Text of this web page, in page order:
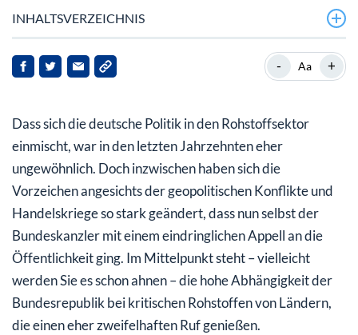
INHALTSVERZEICHNIS
Scholz: Demokratische Staaten sollen mehr Rohstoffe
selbst fördern
China dominiert Markt rund um Batterie-Lithium
Scholz unterstützt Projekte in Portugal und Serbien
Mein Fazit für Sie
- Aa +
Dass sich die deutsche Politik in den Rohstoffsektor
einmischt, war in den letzten Jahrzehnten eher
ungewöhnlich. Doch inzwischen haben sich die
Vorzeichen angesichts der geopolitischen Konflikte und
Handelskriege so stark geändert, dass nun selbst der
Bundeskanzler mit einem eindringlichen Appell an die
Öffentlichkeit ging. Im Mittelpunkt steht – vielleicht
werden Sie es schon ahnen – die hohe Abhängigkeit der
Bundesrepublik bei kritischen Rohstoffen von Ländern,
die einen eher zweifelhaften Ruf genießen.